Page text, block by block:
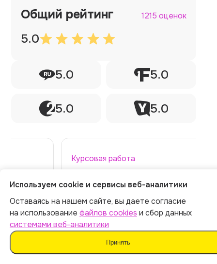
Общий рейтинг 1215 оценок
5.0
5.0 5.0
5.0 5.0
Курсовая работа
философии. Тема сложная. Боялся, что
нейросеть начнет нести чушь. Но нет!
Работа вышла глубокой, логичной.
Преподаватель был впечатлен.
Используем cookie и сервисы веб-аналитики
Оставаясь на нашем сайте, вы даете согласие
на использование файлов cookies и сбор данных
системами веб-аналитики
Принять